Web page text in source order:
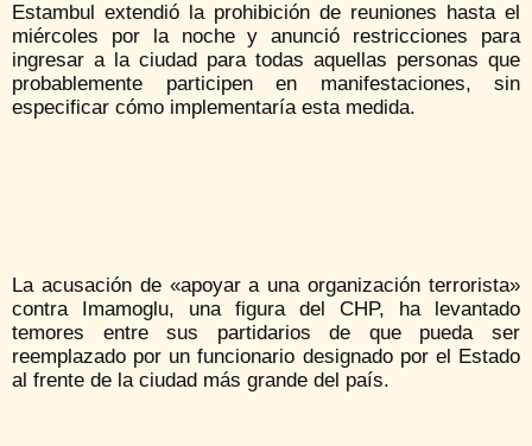
Estambul extendió la prohibición de reuniones hasta el
miércoles por la noche y anunció restricciones para
ingresar a la ciudad para todas aquellas personas que
probablemente participen en manifestaciones, sin
especificar cómo implementaría esta medida.
La acusación de «apoyar a una organización terrorista»
contra Imamoglu, una figura del CHP, ha levantado
temores entre sus partidarios de que pueda ser
reemplazado por un funcionario designado por el Estado
al frente de la ciudad más grande del país.